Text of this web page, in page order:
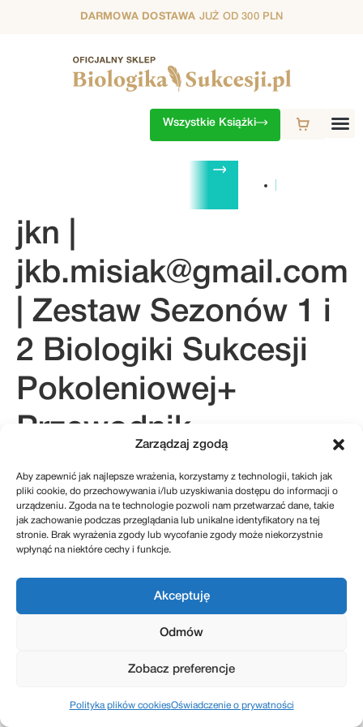
Zarządzaj zgodą
Aby zapewnić jak najlepsze wrażenia, korzystamy z technologii, takich jak
pliki cookie, do przechowywania i/lub uzyskiwania dostępu do informacji o
urządzeniu. Zgoda na te technologie pozwoli nam przetwarzać dane, takie
jak zachowanie podczas przeglądania lub unikalne identyfikatory na tej
stronie. Brak wyrażenia zgody lub wycofanie zgody może niekorzystnie
wpłynąć na niektóre cechy i funkcje.
Akceptuję
Odmów
Zobacz preferencje
Polityka plików cookiesOświadczenie o prywatności
DARMOWA DOSTAWA JUŻ OD 300 PLN
Wszystkie Książki
4. SEZON
jkn |
jkb.misiak@gmail.com
| Zestaw Sezonów 1 i
2 Biologiki Sukcesji
Pokoleniowej+
Przewodnik
Sukcesyjny 2.0
kontakt@sukcesje.pl
REGULAMIN SKLEPU
ZWROTY I REKLAMACJE
POLITYKA PLIKÓW COOKIES (EU)